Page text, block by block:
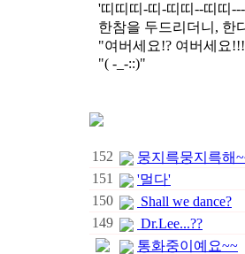
'띠띠띠-띠-띠띠--띠띠
한참을 두드리더니, 한
"여버세요!? 여버세요
"( -_-::)"
152 뭉지륵뭉지륵해
151
'멀다'
150
Shall we dance?
149
Dr.Lee...??
통화중이예요~~